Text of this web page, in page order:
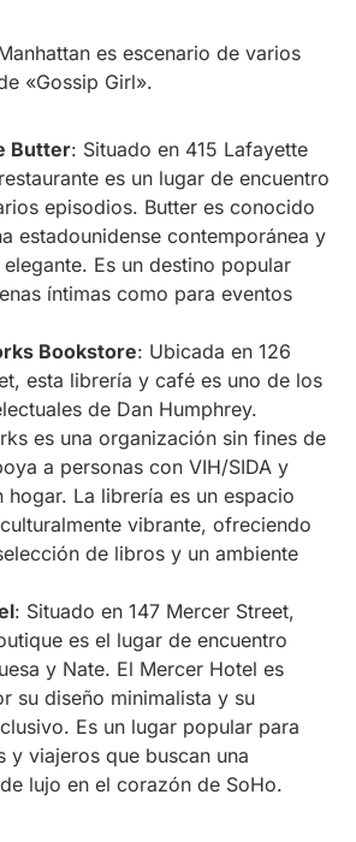
es escenario de varios
«Gossip Girl».
Butter: Situado en 415 Lafayette
es un lugar de encuentro
episodios. Butter es conocido
estadounidense contemporánea y
Es un destino popular
íntimas como para eventos
Bookstore: Ubicada en 126
esta librería y café es uno de los
de Dan Humphrey.
es una organización sin fines de
a personas con VIH/SIDA y
hogar. La librería es un espacio
vibrante, ofreciendo
de libros y un ambiente
: Situado en 147 Mercer Street,
es el lugar de encuentro
y Nate. El Mercer Hotel es
su diseño minimalista y su
Es un lugar popular para
y viajeros que buscan una
lujo en el corazón de SoHo.